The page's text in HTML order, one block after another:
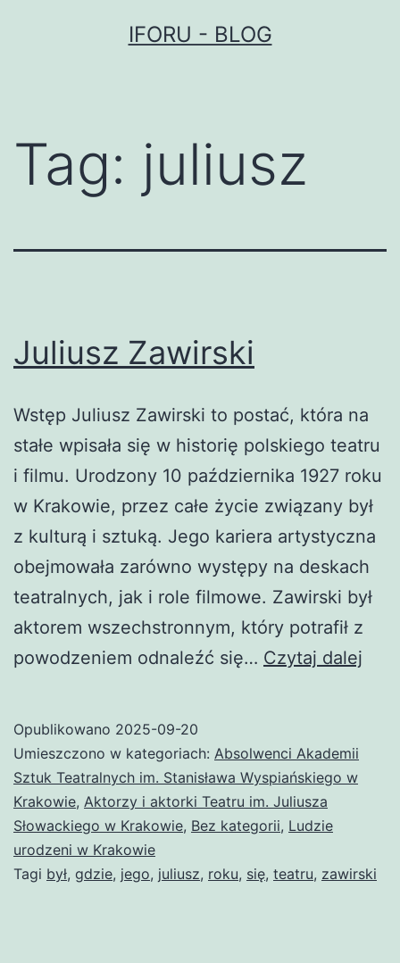
IFORU - BLOG
Tag: juliusz
Juliusz Zawirski
Wstęp Juliusz Zawirski to postać, która na
stałe wpisała się w historię polskiego teatru
i filmu. Urodzony 10 października 1927 roku
w Krakowie, przez całe życie związany był
z kulturą i sztuką. Jego kariera artystyczna
obejmowała zarówno występy na deskach
teatralnych, jak i role filmowe. Zawirski był
aktorem wszechstronnym, który potrafił z
powodzeniem odnaleźć się… Czytaj dalej
Opublikowano 2025-09-20
Umieszczono w kategoriach: Absolwenci Akademii
Sztuk Teatralnych im. Stanisława Wyspiańskiego w
Krakowie, Aktorzy i aktorki Teatru im. Juliusza
Słowackiego w Krakowie, Bez kategorii, Ludzie
urodzeni w Krakowie
Tagi był, gdzie, jego, juliusz, roku, się, teatru, zawirski